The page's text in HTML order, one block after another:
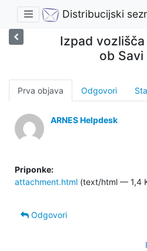
Distribucijski
Izpad
ob Savi
Prva objava Odgovori
ARNES Helpdesk
Priponke:
attachment.html (text/html — 1,4
Odgovori